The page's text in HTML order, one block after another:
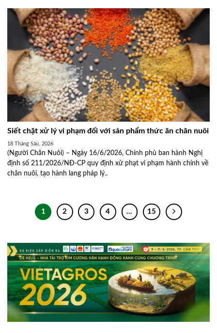
Siết chặt xử lý vi phạm đối với sản phẩm thức ăn chăn nuôi
18 Tháng Sáu, 2026
(Người Chăn Nuôi) – Ngày 16/6/2026, Chính phủ ban hành Nghị
định số 211/2026/NĐ-CP quy định xử phạt vi phạm hành chính về
chăn nuôi, tạo hành lang pháp lý..
1 2 3 4 … 15